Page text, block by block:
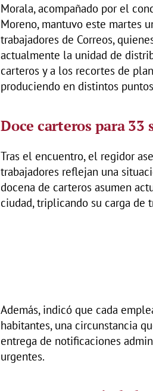
Morala, acompañado por el
Moreno, mantuvo este martes
trabajadores de Correos,
actualmente la unidad de
carteros y a los recortes de
produciendo en distintos
Doce carteros para 33
Tras el encuentro, el regidor
trabajadores reflejan una
docena de carteros asumen
ciudad, triplicando su carga de
Además, indicó que cada
habitantes, una circunstancia
entrega de notificaciones
urgentes.